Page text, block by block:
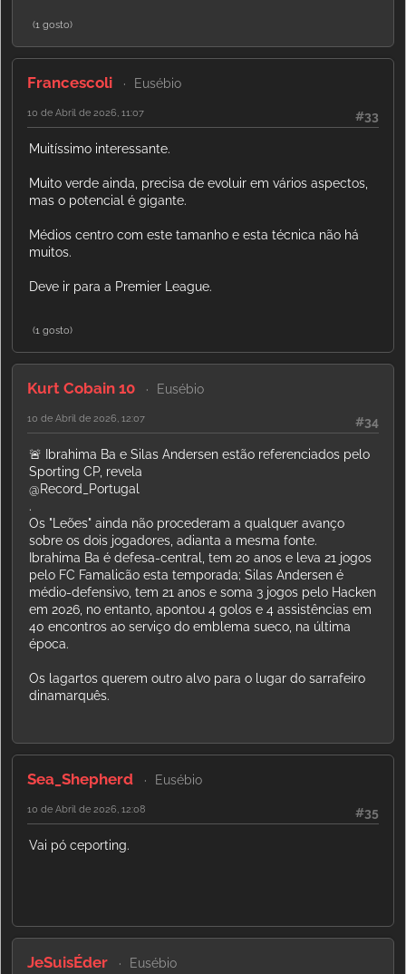
(1 gosto)
Francescoli Eusébio
#33
10 de Abril de 2026, 11:07
Muitíssimo interessante.
Muito verde ainda, precisa de evoluir em vários aspectos,
mas o potencial é gigante.
Médios centro com este tamanho e esta técnica não há
muitos.
Deve ir para a Premier League.
(1 gosto)
Kurt Cobain 10 Eusébio
#34
10 de Abril de 2026, 12:07
🚨 Ibrahima Ba e Silas Andersen estão referenciados pelo
Sporting CP, revela
@Record_Portugal
.
Os "Leões" ainda não procederam a qualquer avanço
sobre os dois jogadores, adianta a mesma fonte.
Ibrahima Ba é defesa-central, tem 20 anos e leva 21 jogos
pelo FC Famalicão esta temporada; Silas Andersen é
médio-defensivo, tem 21 anos e soma 3 jogos pelo Hacken
em 2026, no entanto, apontou 4 golos e 4 assistências em
40 encontros ao serviço do emblema sueco, na última
época.
Os lagartos querem outro alvo para o lugar do sarrafeiro
dinamarquês.
Sea_Shepherd Eusébio
#35
10 de Abril de 2026, 12:08
Vai pó ceporting.
JeSuisÉder Eusébio